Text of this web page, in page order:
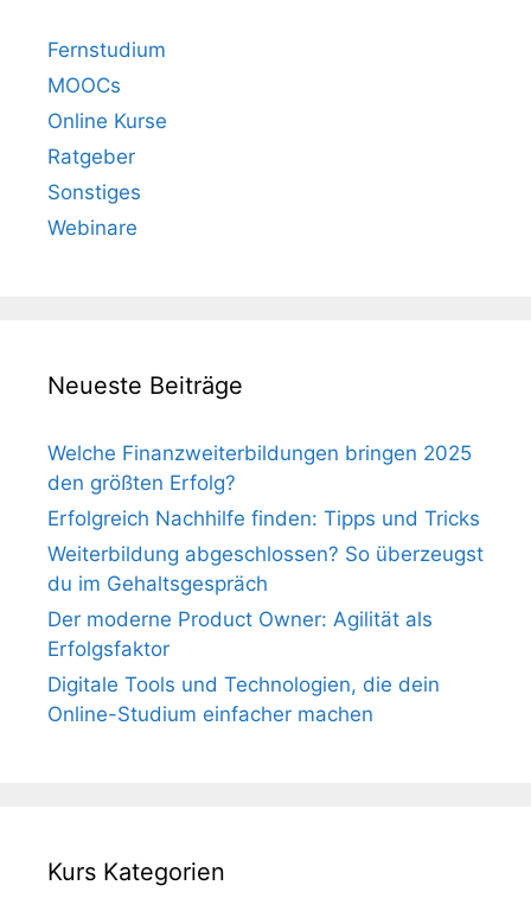
Fernstudium
MOOCs
Online Kurse
Ratgeber
Sonstiges
Webinare
Neueste Beiträge
Welche Finanzweiterbildungen bringen 2025
den größten Erfolg?
Erfolgreich Nachhilfe finden: Tipps und Tricks
Weiterbildung abgeschlossen? So überzeugst
du im Gehaltsgespräch
Der moderne Product Owner: Agilität als
Erfolgsfaktor
Digitale Tools und Technologien, die dein
Online-Studium einfacher machen
Kurs Kategorien